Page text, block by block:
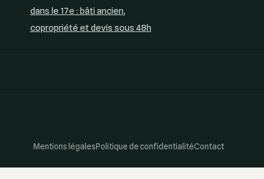
dans le 17e : bâti ancien,
copropriété et devis sous 48h
Mentions légalesPolitique de confidentialitéContact